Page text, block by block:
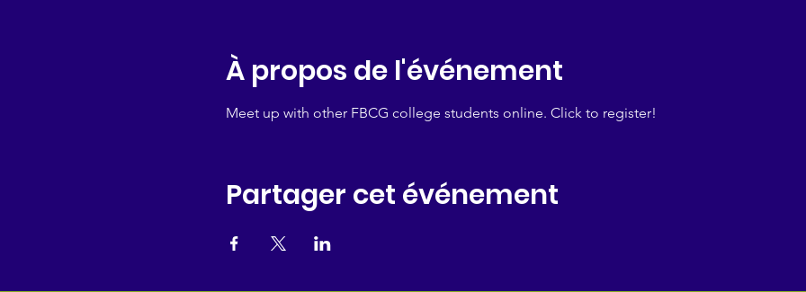
À propos de l'événement
Meet up with other FBCG college students online. Click to register!
Partager cet événement